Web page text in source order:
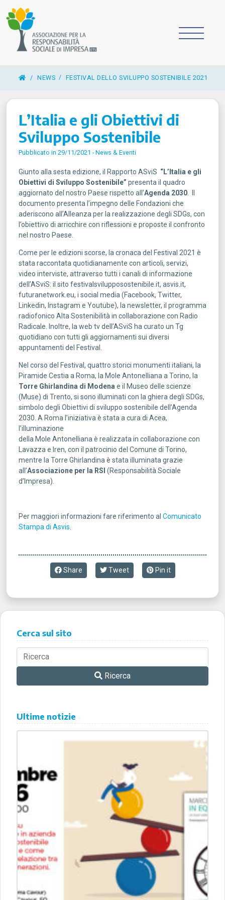
/ NEWS FESTIVAL DELLO SVILUPPO SOSTENIBILE 2021
L’Italia e gli Obiettivi di
Sviluppo Sostenibile
Pubblicato in 29/11/2021 -News & Eventi
Giunto alla sesta edizione, il Rapporto ASviS “L’Italia e gli
Obiettivi di Sviluppo Sostenibile” presenta il quadro
aggiornato del nostro Paese rispetto all’Agenda 2030
documento presenta l’impegno delle Fondazioni che
aderiscono all’Alleanza per la realizzazione degli SDGs, con
l’obiettivo di arricchire con riflessioni e proposte il confronto
nel nostro Paese.
Come per le edizioni scorse, la cronaca del Festival 2021 è
stata raccontata quotidianamente con articoli, servizi,
video interviste, attraverso tutti i canali di informazione
dell’ASviS: il sito festivalsvilupposostenibile.it, asvis.it,
futuranetwork.eu, i social media (Facebook, Twitter,
Linkedin, Instagram e Youtube), la newsletter, il programma
radiofonico Alta Sostenibilità in collaborazione con Radio
Radicale. Inoltre, la web tv dell’ASviS ha curato un Tg
quotidiano con tutti gli aggiornamenti sui diversi
appuntamenti del Festival.
Nel corso del Festival, quattro storici monumenti italiani, la
Piramide Cestia a Roma, la Mole Antonelliana a Torino, la
Torre Ghirlandina di Modena e il Museo delle scienze
(Muse) di Trento, si sono illuminati con la ghiera degli SDGs,
simbolo degli Obiettivi di sviluppo sostenibile dell’Agenda
2030. A Roma l’iniziativa è stata a cura di Acea,
l’illuminazione
della Mole Antonelliana è realizzata in collaborazione con
Lavazza e Iren, con il patrocinio del Comune di Torino,
mentre la Torre Ghirlandina è stata illuminata grazie
all’Associazione per la RSI (Responsabilità Sociale
d’Impresa).
Per maggiori informazioni fare riferimento al Comunicato
Stampa di Asvis
Share Tweet Pin it
Cerca sul sito
Ricerca
Ultime notizie